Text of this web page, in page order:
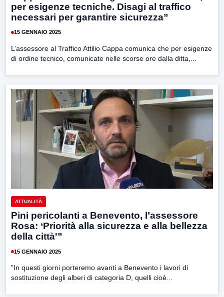
per esigenze tecniche. Disagi al traffico
necessari per garantire sicurezza”
15 GENNAIO 2025
L’assessore al Traffico Attilio Cappa comunica che per esigenze
di ordine tecnico, comunicate nelle scorse ore dalla ditta,...
ATTUALITÀ
Pini pericolanti a Benevento, l’assessore
Rosa: ‘Priorità alla sicurezza e alla bellezza
della città'”
15 GENNAIO 2025
”In questi giorni porteremo avanti a Benevento i lavori di
sostituzione degli alberi di categoria D, quelli cioè...